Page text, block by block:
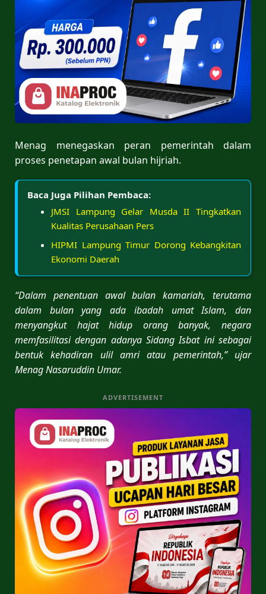
Menag menegaskan peran pemerintah dalam
proses penetapan awal bulan hijriah.
Baca Juga Pilihan Pembaca:
JMSI Lampung Gelar Musda II Tingkatkan
Kualitas Perusahaan Pers
HIPMI Lampung Timur Dorong Kebangkitan
Ekonomi Daerah
“Dalam penentuan awal bulan kamariah, terutama
dalam bulan yang ada ibadah umat Islam, dan
menyangkut hajat hidup orang banyak, negara
memfasilitasi dengan adanya Sidang Isbat ini sebagai
bentuk kehadiran ulil amri atau pemerintah,” ujar
Menag Nasaruddin Umar.
ADVERTISEMENT